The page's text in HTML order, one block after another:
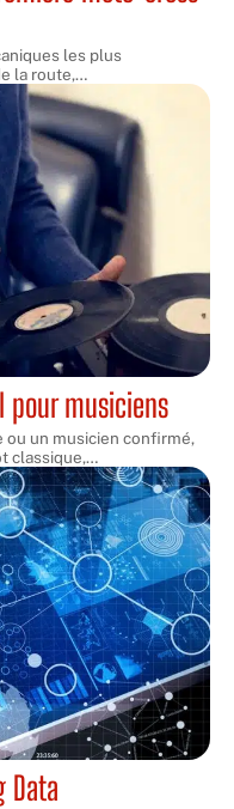
les plus
la route,…
pour musiciens
ou un musicien confirmé,
classique,…
Data